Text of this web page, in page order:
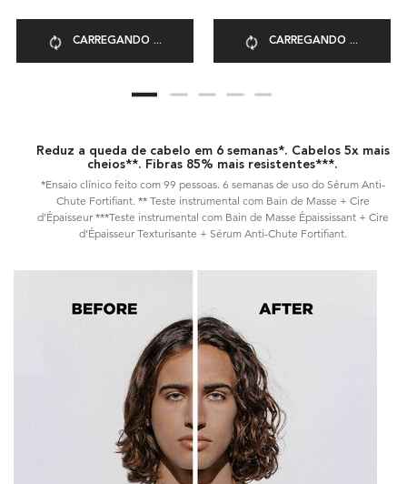
CARREGANDO ... CARREGANDO ...
Reduz a queda de cabelo em 6 semanas*. Cabelos 5x mais
cheios**. Fibras 85% mais resistentes***.
*Ensaio clínico feito com 99 pessoas. 6 semanas de uso do Sérum Anti-
Chute Fortifiant.** Teste instrumental com Bain de Masse + Cire
d’Épaisseur***Teste instrumental com Bain de Masse Épaississant + Cire
d’Épaisseur Texturisante + Sérum Anti-Chute Fortifiant.